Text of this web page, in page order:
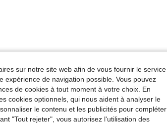
sur notre site web afin de vous fournir le service
de navigation possible. Vous pouvez
de cookies à tout moment à votre choix. En
cookies optionnels, qui nous aident à analyser le
le contenu et les publicités pour compléter
"Tout rejeter", vous autorisez l'utilisation des